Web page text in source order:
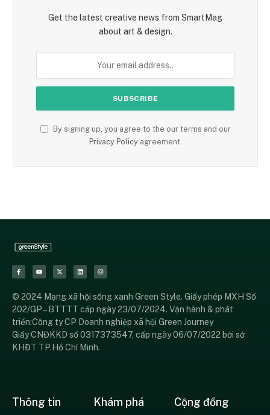
Get the latest creative news from SmartMag
about art & design.
By signing up, you agree to the our terms and our
Privacy Policyagreement.
© 2024 Mạng xã hội sống xanh Green Style. Giấy phép MXH Số
202/GP – BTTTT cấp ngày 23/07/2024. Vận hành & phát
triển:Công ty CP Doanh nghiệp xã hội Green Journey
Giấy CNĐKKD số 0317373547, cấp ngày 06/07/2022 bởi sở
KHĐT TP.Hồ Chí Minh.
Thông tin Khám phá Cộng đồng